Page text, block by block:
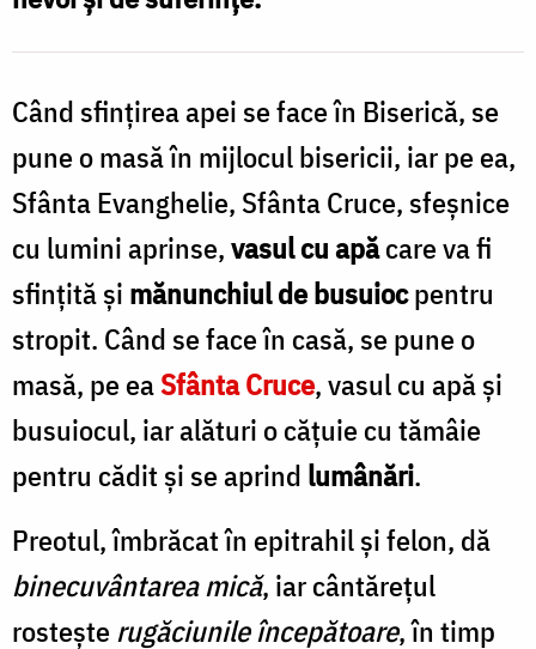
Când sfinţirea apei se face în Biserică, se
pune o masă în mijlocul bisericii, iar pe ea,
Sfânta Evanghelie, Sfânta Cruce, sfeşnice
cu lumini aprinse,vasul cu apăcare va fi
sfinţită şi mănunchiul de busuiocpentru
stropit. Când se face în casă, se pune o
masă, pe eaSfânta Cruce, vasul cu apă şi
busuiocul, iar alături o cățuie cu tămâie
pentru cădit și se aprind lumânări.
Preotul, îmbrăcat în epitrahil şi felon, dă
binecuvântareamică, iar cântăreţul
rosteșterugăciunileîncepătoare, în timp